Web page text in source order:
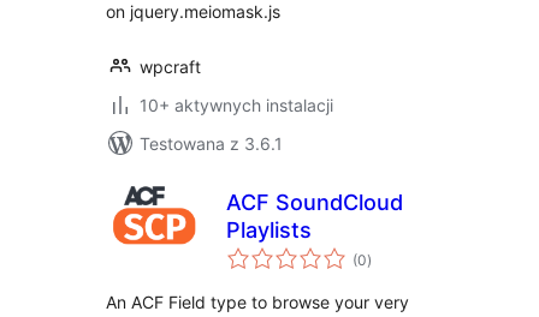
on jquery.meiomask.js
wpcraft
10+ aktywnych instalacji
Testowana z 3.6.1
ACF SoundCloud
Playlists
(0wszystkich
ocen
)
An ACF Field type to browse your very